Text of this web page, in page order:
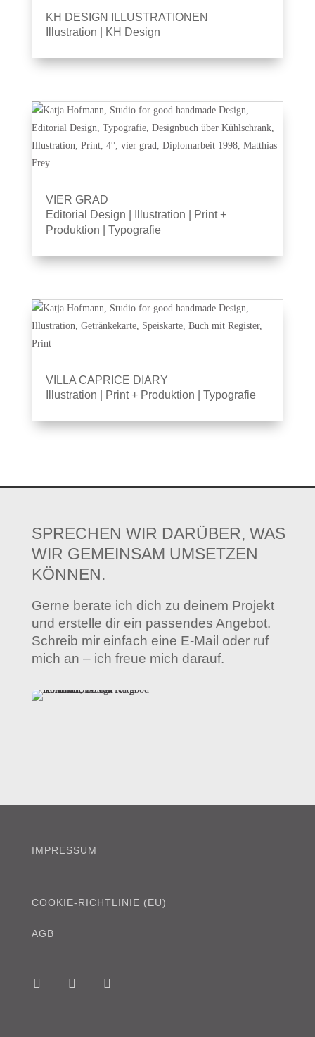
KH DESIGN ILLUSTRATIONEN
Illustration
KH Design
VIER GRAD
Editorial Design
Illustration
Print +
Produktion
Typografie
VILLA CAPRICE DIARY
Illustration
Print + Produktion Typografie
SPRECHEN WIR DARÜBER, WAS
WIR GEMEINSAM UMSETZEN
KÖNNEN.
Gerne berate ich dich zu deinem Projekt
und erstelle dir ein passendes Angebot.
Schreib mir einfach eine E-Mail oder ruf
mich an – ich freue mich darauf.
IMPRESSUM
COOKIE-RICHTLINIE (EU)
AGB